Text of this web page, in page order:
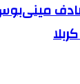
مینی‌بوس